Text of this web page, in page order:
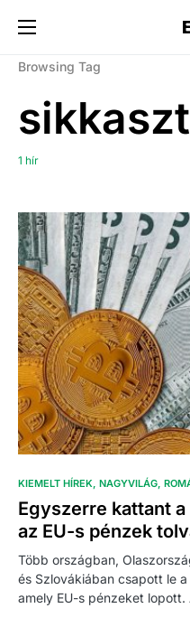
Browsing Tag
1 hír
KIEMELT HÍREK NAGYVILÁG
Egyszerre kattant
az EU-s pénzek
Több országban,
és Szlovákiában csapott le
amely EU-s pénzeket